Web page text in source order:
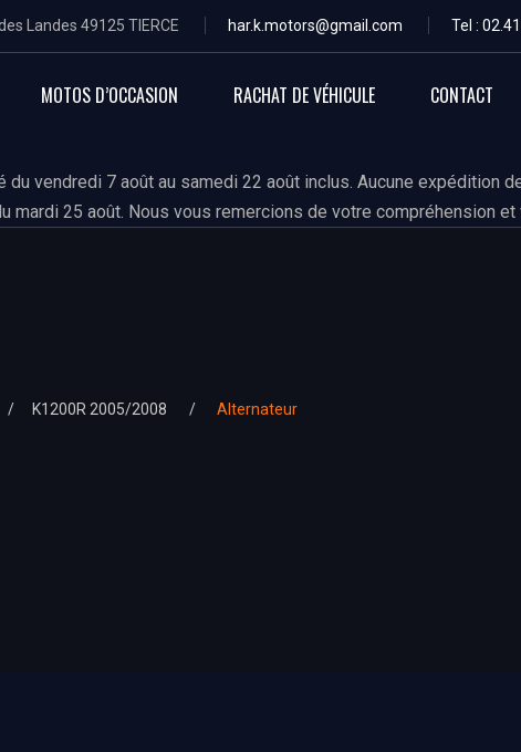
Landes 49125 TIERCE har.k.motors@gmail.com Tel :
MOTOS D’OCCASION RACHAT DE VÉHICULE CONTACT
vendredi 7 août au samedi 22 août inclus. Aucune
mardi 25 août. Nous vous remercions de votre compréhension
K1200R 2005/2008 Alternateur